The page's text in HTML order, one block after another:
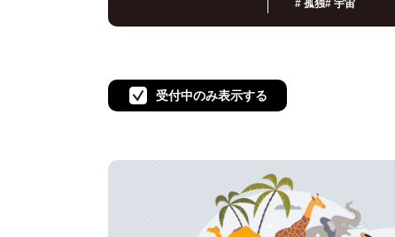
# 孤独# 宇宙
受付中のみ表示する